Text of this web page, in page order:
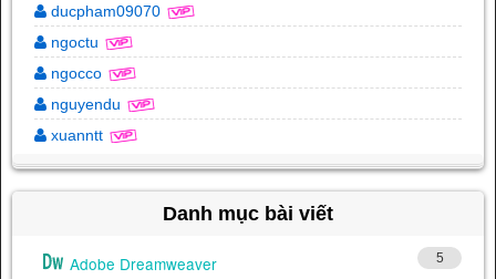
ducpham09070
ngoctu
ngocco
nguyendu
xuanntt
Danh mục bài viết
Adobe Dreamweaver 5